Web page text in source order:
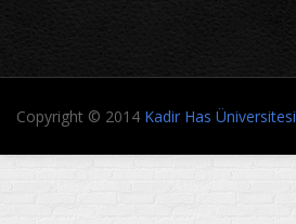
Copyright © 2014 Kadir Has Üniversitesi